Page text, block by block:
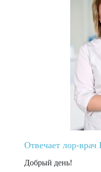
Отвечает лор-
Добрый день!